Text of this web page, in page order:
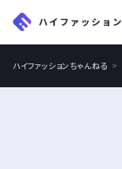
ハイファッションちゃんねる